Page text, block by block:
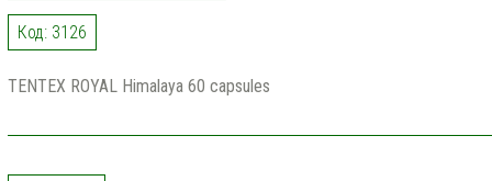
Код: 3126
TENTEX ROYAL Himalaya 60 capsules